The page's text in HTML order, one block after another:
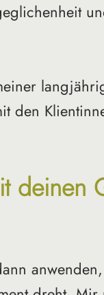
den
deinen